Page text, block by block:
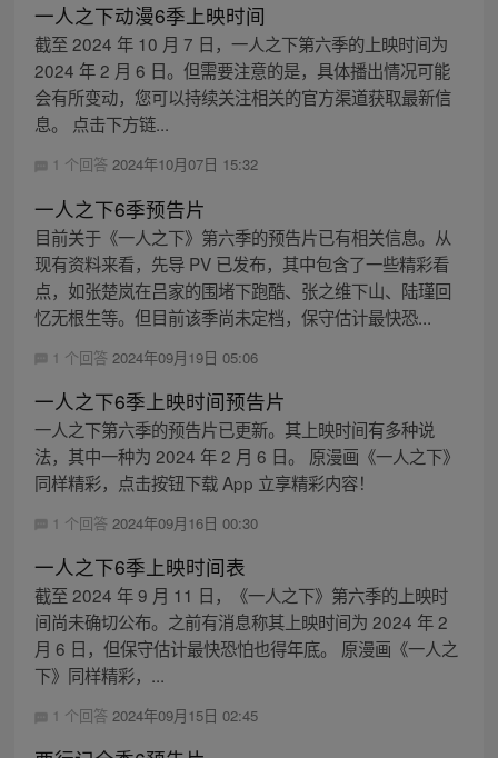
一人之下动漫6季上映时间
截至 2024 年 10 月 7 日，一人之下第六季的上映时间为
2024 年 2 月 6 日。但需要注意的是，具体播出情况可能
会有所变动，您可以持续关注相关的官方渠道获取最新信
息。 点击下方链...
1 个回答 2024年10月07日 15:32
一人之下6季预告片
目前关于《一人之下》第六季的预告片已有相关信息。从
现有资料来看，先导 PV 已发布，其中包含了一些精彩看
点，如张楚岚在吕家的围堵下跑酷、张之维下山、陆瑾回
忆无根生等。但目前该季尚未定档，保守估计最快恐...
1 个回答 2024年09月19日 05:06
一人之下6季上映时间预告片
一人之下第六季的预告片已更新。其上映时间有多种说
法，其中一种为 2024 年 2 月 6 日。 原漫画《一人之下》
同样精彩，点击按钮下载 App 立享精彩内容！
1 个回答 2024年09月16日 00:30
一人之下6季上映时间表
截至 2024 年 9 月 11 日，《一人之下》第六季的上映时
间尚未确切公布。之前有消息称其上映时间为 2024 年 2
月 6 日，但保守估计最快恐怕也得年底。 原漫画《一人之
下》同样精彩，...
1 个回答 2024年09月15日 02:45